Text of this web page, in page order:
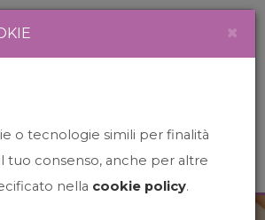
×
o tecnologie simili per finalità
tuo consenso, anche per altre
nella cookie policy.